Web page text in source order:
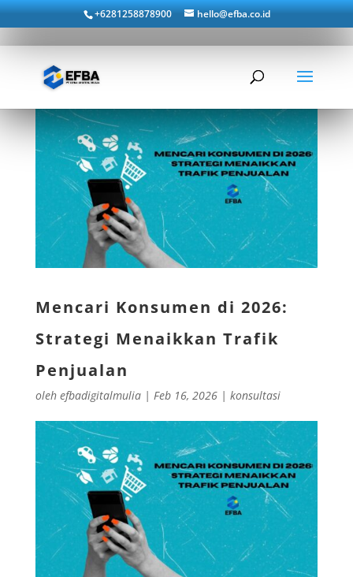
+6281258878900 hello@efba.co.id
Mencari Konsumen di 2026:
Strategi Menaikkan Trafik
Penjualan
oleh efbadigitalmulia| Feb 16, 2026| konsultasi